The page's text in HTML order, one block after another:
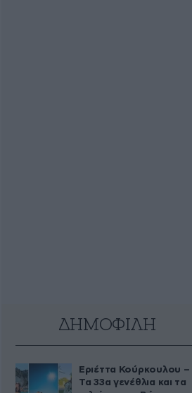
ΔΗΜΟΦΙΛΗ
Εριέττα Κούρκουλου –
Τα 33α γενέθλια και τα